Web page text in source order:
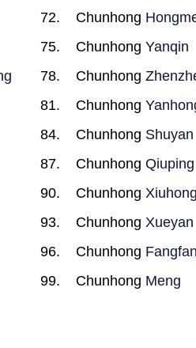
Chunhong
ChunhongYanqin
Chunhong
Chunhong
Chunhong Shuyan
ChunhongQiuping
ChunhongXiuhong
ChunhongXueyan
Chunhong
Chunhong Meng